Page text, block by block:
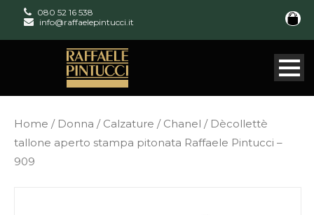
080 52 16 538
info@raffaelepintucci.it
Home / Donna / Calzature / Chanel / Dècollettè
tallone aperto stampa pitonata Raffaele Pintucci –
909